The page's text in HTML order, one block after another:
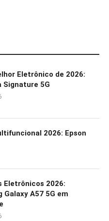
Eletrônico de 2026:
Signature 5G
2026: Epson
Eletrônicos 2026:
Galaxy A57 5G em